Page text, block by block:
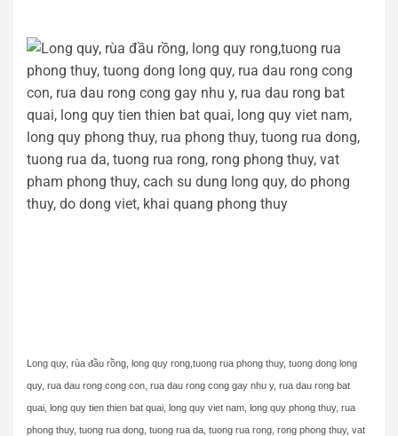
Long quy, rùa đầu rồng, long quy rong,tuong rua phong thuy, tuong dong long
quy, rua dau rong cong con, rua dau rong cong gay nhu y, rua dau rong bat
quai, long quy tien thien bat quai, long quy viet nam, long quy phong thuy, rua
phong thuy, tuong rua dong, tuong rua da, tuong rua rong, rong phong thuy, vat